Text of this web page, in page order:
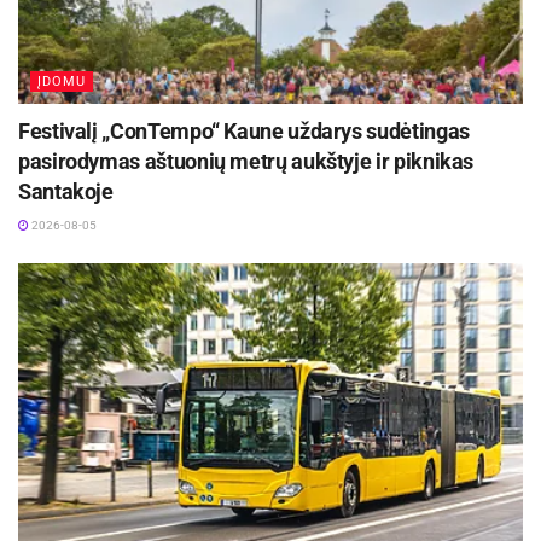
kurioje pasirodė vietiniai kolektyvai: Visagino
trečiojo amžiaus universiteto šokių kolektyvas
„Rūta“, VKC vokalinis ansamblis „Rodnik“, chorai
„Banga“ ir „Melodija“. Koncertines programas
šioje šventėje taip pat pristatė svečiai: Svarinskio
kultūros namų estradinė moterų šokių grupė
„Loreta“ iš Dagdos (Latvija), lydima Dagdos
ĮDOMU
Festivalį „ConTempo“ Kaune uždarys sudėtingas
pasirodymas aštuonių metrų aukštyje ir piknikas
Santakoje
2026-08-05